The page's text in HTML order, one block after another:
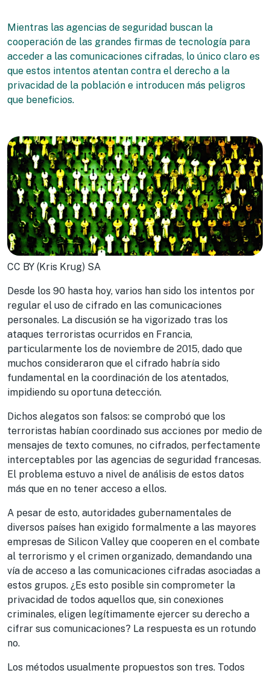
Mientras las agencias de seguridad buscan la
cooperación de las grandes firmas de tecnología para
acceder a las comunicaciones cifradas, lo único claro es
que estos intentos atentan contra el derecho a la
privacidad de la población e introducen más peligros
que beneficios.
CC BY (Kris Krug) SA
Desde los 90 hasta hoy, varios han sido los intentos por
regular el uso de cifrado en las comunicaciones
personales. La discusión se ha vigorizado tras los
ataques terroristas ocurridos en Francia,
particularmente los de noviembre de 2015, dado que
muchos consideraron que el cifrado habría sido
fundamental en la coordinación de los atentados,
impidiendo su oportuna detección.
Dichos alegatos son falsos: se comprobó que los
terroristas habían coordinado sus acciones por medio de
mensajes de texto comunes, no cifrados, perfectamente
interceptables por las agencias de seguridad francesas.
El problema estuvo a nivel de análisis de estos datos
más que en no tener acceso a ellos.
A pesar de esto, autoridades gubernamentales de
diversos países han exigido formalmente a las mayores
empresas de Silicon Valley que cooperen en el combate
al terrorismo y el crimen organizado, demandando una
vía de acceso a las comunicaciones cifradas asociadas a
estos grupos. ¿Es esto posible sin comprometer la
privacidad de todos aquellos que, sin conexiones
criminales, eligen legítimamente ejercer su derecho a
cifrar sus comunicaciones? La respuesta es un rotundo
no.
Los métodos usualmente propuestos son tres. Todos